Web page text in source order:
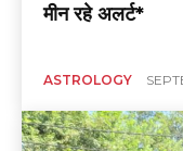
मीन रहे अलर्ट*
ASTROLOGY